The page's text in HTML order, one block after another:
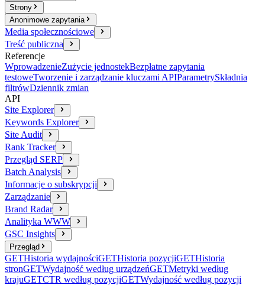
Strony
Anonimowe zapytania
Media społecznościowe
Treść publiczna
Referencje
WprowadzenieZużycie jednostekBezpłatne zapytania
testoweTworzenie i zarządzanie kluczami APIParametrySkładnia
filtrówDziennik zmian
API
Site Explorer
Keywords Explorer
Site Audit
Rank Tracker
Przegląd SERP
Batch Analysis
Informacje o subskrypcji
Zarządzanie
Brand Radar
Analityka WWW
GSC Insights
Przegląd
GETHistoria wydajnościGETHistoria pozycjiGETHistoria
stronGETWydajność według urządzeńGETMetryki według
krajuGETCTR według pozycjiGETWydajność według pozycji